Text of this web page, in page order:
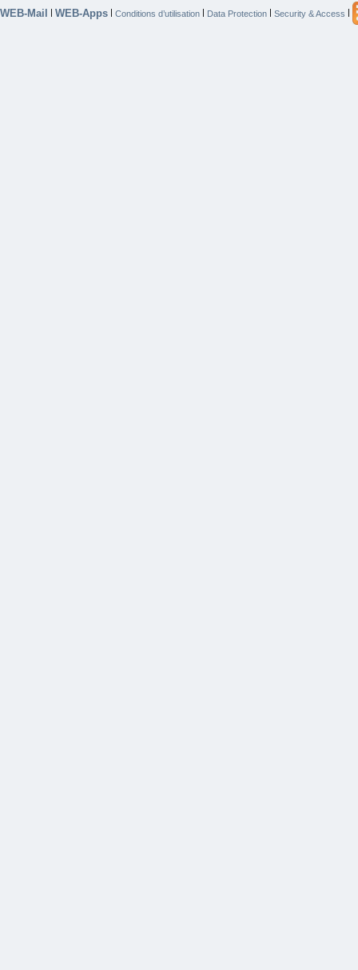
WEB-Mail | WEB-Apps | Conditions d’utilisation | Data Protection | Security & Access |